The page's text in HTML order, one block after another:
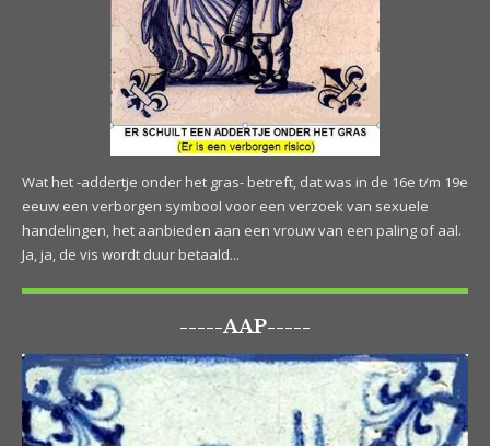
Wat het -addertje onder het gras- betreft, dat was in de 16e t/m 19e
eeuw een verborgen symbool voor een verzoek van sexuele
handelingen, het aanbieden aan een vrouw van een paling of aal.
Ja, ja, de vis wordt duur betaald...
-----AAP-----